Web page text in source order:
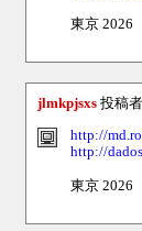
東京 2026
jlmkpjsxs 投稿者
http://
http://
東京 2026